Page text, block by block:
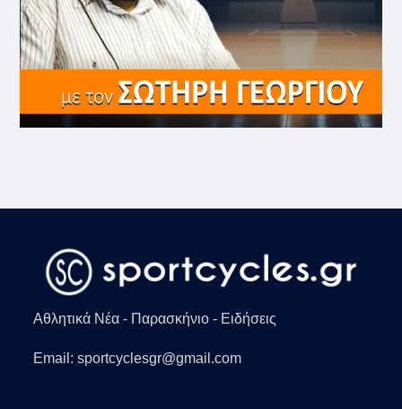
Αθλητικά Νέα - Παρασκήνιο - Ειδήσεις
Email: sportcyclesgr@gmail.com